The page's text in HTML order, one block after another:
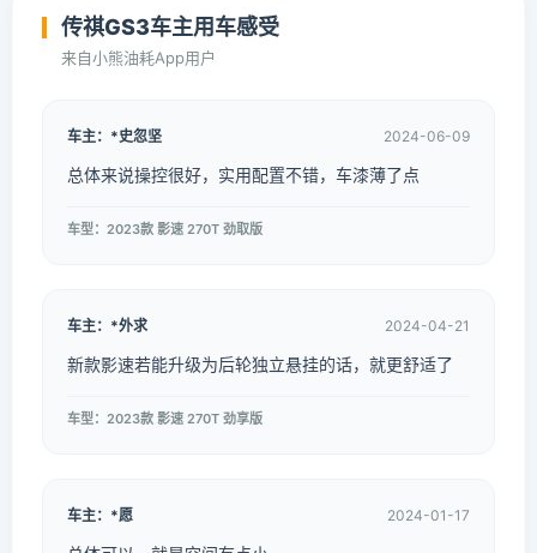
传祺GS3车主用车感受
来自小熊油耗App用户
车主：*史忽坚 2024-06-09
总体来说操控很好，实用配置不错，车漆薄了点
车型：2023款 影速 270T 劲取版
车主：*外求 2024-04-21
新款影速若能升级为后轮独立悬挂的话，就更舒适了
车型：2023款 影速 270T 劲享版
车主：*愿 2024-01-17